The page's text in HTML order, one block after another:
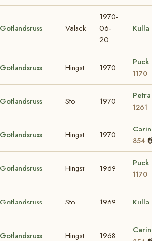
Gotlandsruss Valack
1970-
06-
20
Kulla
Gotlandsruss Hingst 1970
Puck
1170
Gotlandsruss Sto 1970
Petra
1261
Gotlandsruss Hingst 1970
854
Gotlandsruss Hingst 1969
Puck
1170
Gotlandsruss Sto 1969 Kulla
Gotlandsruss Hingst 1968